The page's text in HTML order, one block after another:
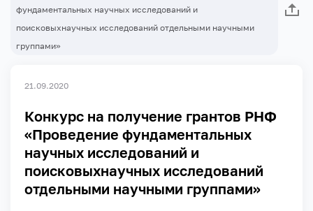
фундаментальных научных исследований и
поисковыхнаучных исследований отдельными научными
группами»
21.09.2020
Конкурс на получение грантов РНФ
«Проведение фундаментальных
научных исследований и
поисковыхнаучных исследований
отдельными научными группами»